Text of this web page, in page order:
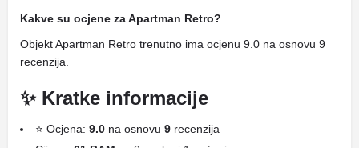
Kakve su ocjene za Apartman Retro?
Objekt Apartman Retro trenutno ima ocjenu 9.0 na osnovu 9
recenzija.
✨ Kratke informacije
⭐ Ocjena: 9.0 na osnovu 9 recenzija